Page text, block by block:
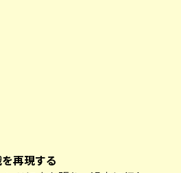
再現する